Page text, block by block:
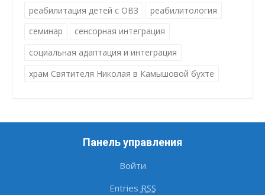
реабилитация детей с ОВЗ
реабилитология
семинар
сенсорная интеграция
социальная адаптация и интеграция
храм Святителя Николая в Камышовой бухте
Панель управления
Войти
Entries RSS